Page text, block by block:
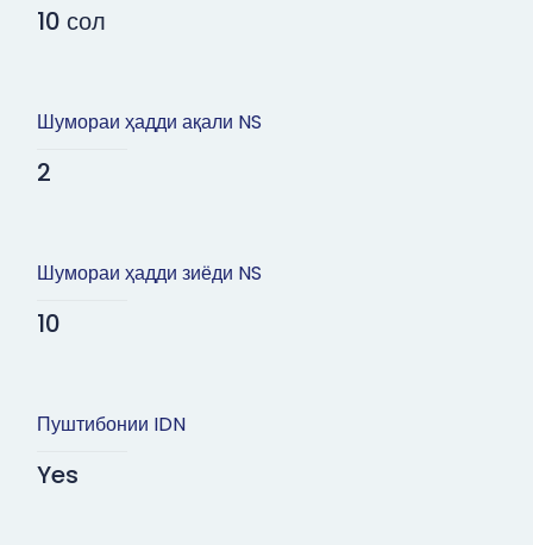
10 сол
Шумораи ҳадди ақали NS
2
Шумораи ҳадди зиёди NS
10
Пуштибонии IDN
Yes